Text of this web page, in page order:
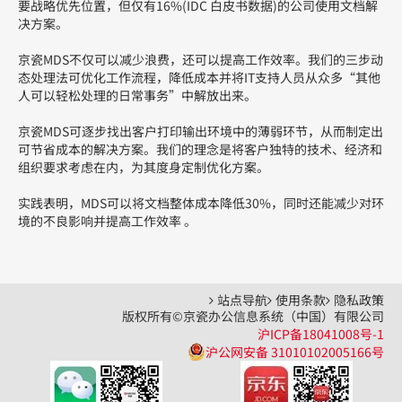
站点导航 使用条款 隐私政策
版权所有©京瓷办公信息系统（中国）有限公司
沪ICP备18041008号-1
沪公网安备 31010102005166号